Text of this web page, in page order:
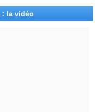
: la vidéo